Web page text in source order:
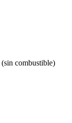
(sin combustible)